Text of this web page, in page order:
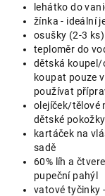
lehátko do
žínka - ideální
osušky (2-3
teploměr do
dětská koupel/
koupat pouze
používat
olejíček/tělové
dětské pokožky
kartáček na
sadě
60% líh a
pupeční pahýl
vatové tyčinky